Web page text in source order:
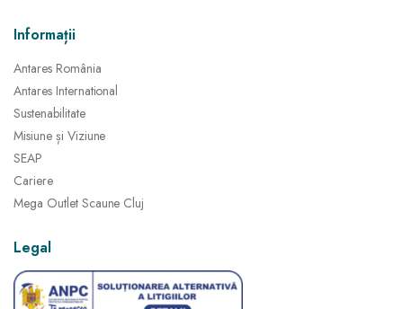
Informații
Antares România
Antares International
Sustenabilitate
Misiune și Viziune
SEAP
Cariere
Mega Outlet Scaune Cluj
Legal